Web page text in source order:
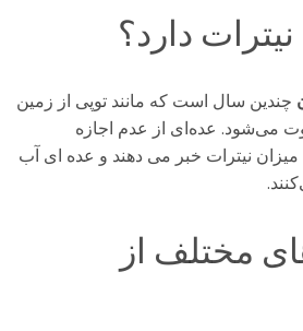
دارد؟
چندین سال است که مانند توپی از زمین
می‌شود. عده‌ای از عدم اجازه
میزان نیترات خبر می دهند و عده ای آب
مختلف از